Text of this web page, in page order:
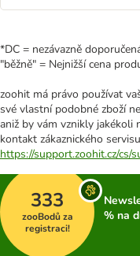
*DC = nezávazně
"běžně" = Nejnižší cena
zoohit má právo používat
své vlastní podobné zboží
aniž by vám vznikly jakékoli
kontakt zákaznického
https://support.zoohit.cz/cs/
333
zooBodů za
registraci!
% na